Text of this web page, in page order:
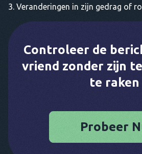
Veranderingen in zijn gedrag of
Controleer de
vriend zonder zijn
te raken
Probeer